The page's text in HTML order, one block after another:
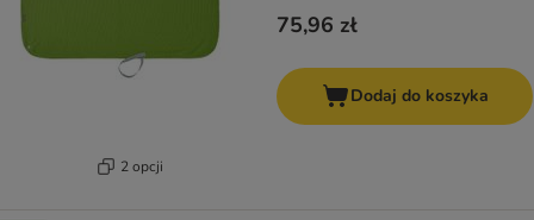
2 opcji
75,96 zł
Dodaj do koszyka